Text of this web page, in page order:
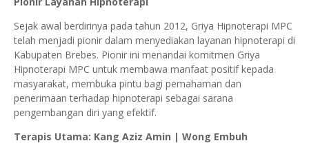
Sejak awal berdirinya pada tahun 2012, Griya Hipnoterapi MPC
telah menjadi pionir dalam menyediakan layanan hipnoterapi di
Kabupaten Brebes. Pionir ini menandai komitmen Griya
Hipnoterapi MPC untuk membawa manfaat positif kepada
masyarakat, membuka pintu bagi pemahaman dan
penerimaan terhadap hipnoterapi sebagai sarana
pengembangan diri yang efektif.
Terapis Utama: Kang Aziz Amin | Wong Embuh